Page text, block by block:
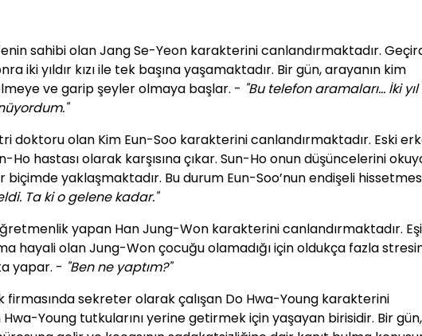
sahibi olan Jang Se-Yeon karakterini canlandırmaktadır.
iki yıldır kızı ile tek başına yaşamaktadır. Bir gün, arayanın kim
ve garip şeyler olmaya başlar. - "Bu telefon aramaları… İki
doktoru olan Kim Eun-Soo karakterini canlandırmaktadır. Eski
hastası olarak karşısına çıkar. Sun-Ho onun düşüncelerini
yaklaşmaktadır. Bu durum Eun-Soo’nun endişeli
Ta ki o gelene kadar."
yapan Han Jung-Won karakterini canlandırmaktadır.
hayali olan Jung-Won çocuğu olamadığı için oldukça fazla
yapar. - "Ben ne yaptım?"
firmasında sekreter olarak çalışan Do Hwa-Young karakterini
Young tutkularını yerine getirmek için yaşayan birisidir. Bir